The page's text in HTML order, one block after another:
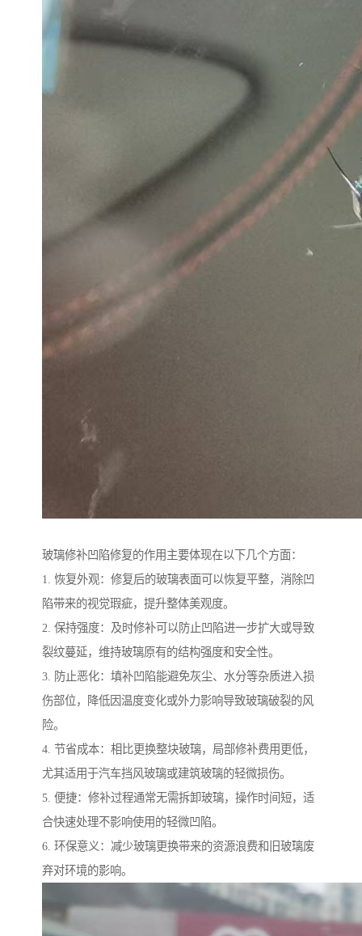
玻璃修补凹陷修复的作用主要体现在以下几个方面：
1. 恢复外观：修复后的玻璃表面可以恢复平整，消除凹
陷带来的视觉瑕疵，提升整体美观度。
2. 保持强度：及时修补可以防止凹陷进一步扩大或导致
裂纹蔓延，维持玻璃原有的结构强度和安全性。
3. 防止恶化：填补凹陷能避免灰尘、水分等杂质进入损
伤部位，降低因温度变化或外力影响导致玻璃破裂的风
险。
4. 节省成本：相比更换整块玻璃，局部修补费用更低，
尤其适用于汽车挡风玻璃或建筑玻璃的轻微损伤。
5. 便捷：修补过程通常无需拆卸玻璃，操作时间短，适
合快速处理不影响使用的轻微凹陷。
6. 环保意义：减少玻璃更换带来的资源浪费和旧玻璃废
弃对环境的影响。